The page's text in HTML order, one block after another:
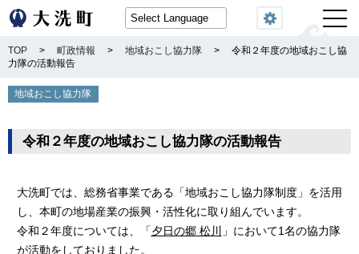
閲覧機能
TOP > 町政情報 > 地域おこし協力隊 >
令和２年度の地域おこし協
力隊の活動報告
地域おこし協力隊
令和２年度の地域おこし協力隊の活動報告
大洗町では、総務省事業である「地域おこし協力隊制度」を活用
し、本町の地場産業の振興・活性化に取り組んでいます。
令和２年度については、「夕日の郷 松川
」において1名の協力隊
が活動をしておりました。